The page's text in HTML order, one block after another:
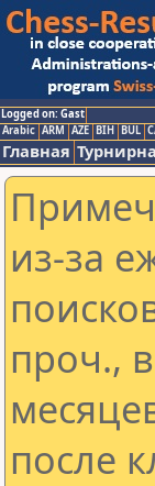
Logged on: Gast
Arabic ARM AZE BIH BUL
Главная
из-за
проч.,
после